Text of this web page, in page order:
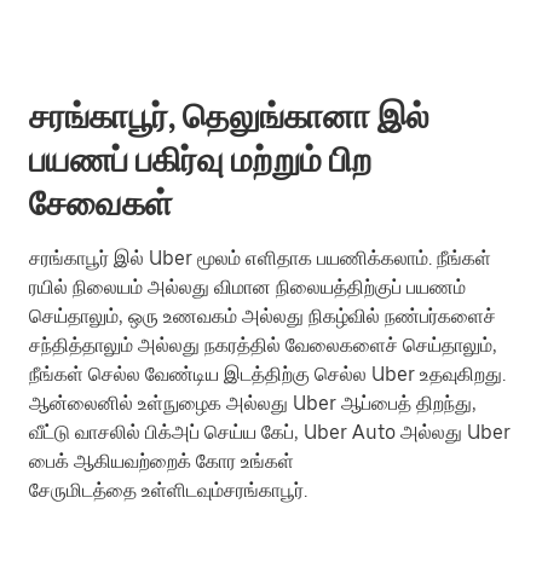
சரங்காபூர், தெலுங்கானா இல்
பயணப் பகிர்வு மற்றும் பிற
சேவைகள்
சரங்காபூர் இல் Uber மூலம் எளிதாக பயணிக்கலாம். நீங்கள்
ரயில் நிலையம் அல்லது விமான நிலையத்திற்குப் பயணம்
செய்தாலும், ஒரு உணவகம் அல்லது நிகழ்வில் நண்பர்களைச்
சந்தித்தாலும் அல்லது நகரத்தில் வேலைகளைச் செய்தாலும்,
நீங்கள் செல்ல வேண்டிய இடத்திற்கு செல்ல Uber உதவுகிறது.
ஆன்லைனில் உள்நுழைக அல்லது Uber ஆப்பைத் திறந்து,
வீட்டு வாசலில் பிக்அப் செய்ய கேப், Uber Auto அல்லது Uber
பைக் ஆகியவற்றைக் கோர உங்கள்
சேருமிடத்தை உள்ளிடவும்சரங்காபூர்.